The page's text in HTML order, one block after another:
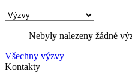
Nebyly nalezeny žádné
Všechny výzvy
Kontakty